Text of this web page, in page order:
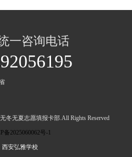
一咨询电话
冬无夏志愿填报卡部.All Rights Reserved
备2025060062号-1
西安弘雅学校